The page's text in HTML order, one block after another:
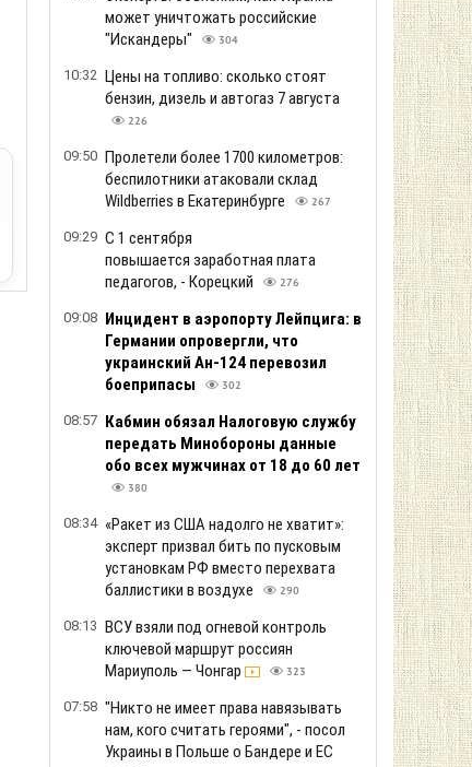
может уничтожать российские
"Искандеры"
304
10:32 Цены на топливо: сколько стоят
бензин, дизель и автогаз 7 августа
226
09:50 Пролетели более 1700 километров:
беспилотники атаковали склад
Wildberries в Екатеринбурге
267
09:29 С 1 сентября
повышается заработная плата
педагогов, - Корецкий
276
09:08 Инцидент в аэропорту Лейпцига: в
Германии опровергли, что
украинский Ан-124 перевозил
боеприпасы
302
08:57 Кабмин обязал Налоговую службу
передать Минобороны данные
обо всех мужчинах от 18 до 60 лет
380
08:34 «Ракет из США надолго не хватит»:
эксперт призвал бить по пусковым
установкам РФ вместо перехвата
баллистики в воздухе
290
08:13 ВСУ взяли под огневой контроль
ключевой маршрут россиян
Мариуполь — Чонгар
323
07:58 "Никто не имеет права навязывать
нам, кого считать героями", - посол
Украины в Польше о Бандере и ЕС